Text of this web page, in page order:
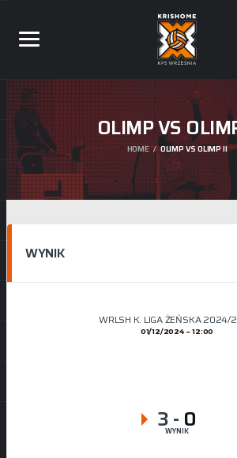
OLIMP VS
HOME OLIMP VS OLIMP II
WYNIK
WRLSH K. LIGA ŻEŃSKA 2024/
01/12/2024 12:00
3- 0
WYNIK